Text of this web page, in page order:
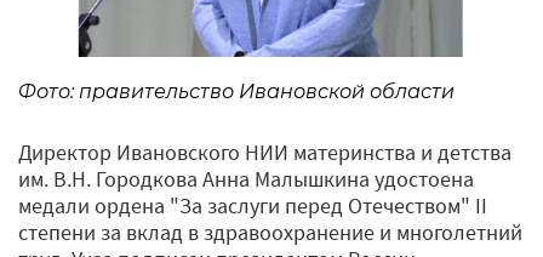
Фото: правительство Ивановской области
Директор Ивановского НИИ материнства и детства
им. В.Н. Городкова Анна Малышкина удостоена
медали ордена "За заслуги перед Отечеством" II
степени за вклад в здравоохранение и многолетний